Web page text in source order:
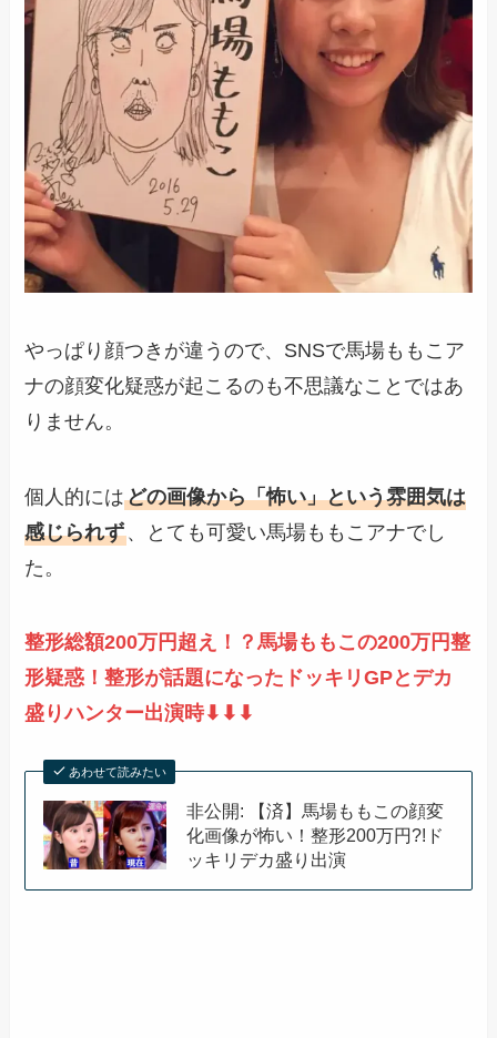
やっぱり顔つきが違うので、SNSで馬場ももこア
ナの顔変化疑惑が起こるのも不思議なことではあ
りません。
個人的にはどの画像から「怖い」という雰囲気は
感じられず、とても可愛い馬場ももこアナでし
た。
整形総額200万円超え！？馬場ももこの200万円整
形疑惑！整形が話題になったドッキリGPとデカ
盛りハンター出演時⬇︎⬇︎⬇︎
あわせて読みたい
非公開: 【済】馬場ももこの顔変
化画像が怖い！整形200万円?!ド
ッキリデカ盛り出演